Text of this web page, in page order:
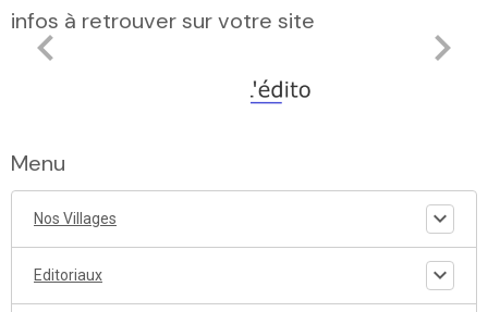
infos à retrouver sur votre site
Menu
Nos Villages
Editoriaux